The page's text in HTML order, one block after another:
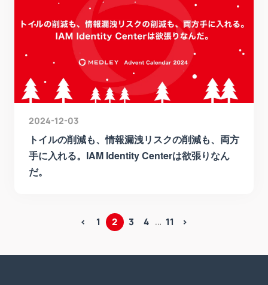
2024-12-03
トイルの削減も、情報漏洩リスクの削減も、両方
手に入れる。IAM Identity Centerは欲張りなん
だ。
< 1 2 3 4 … 11 >